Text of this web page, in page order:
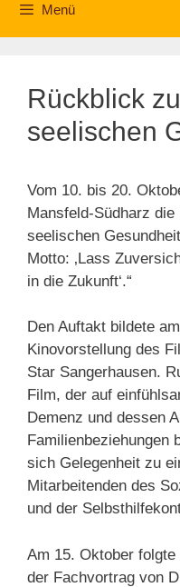
Menü
Rückblick
seelischen
Vom 10. bis 20.
Mansfeld-Südharz
seelischen
Motto: ‚Lass
in die Zukunft‘.“
Den Auftakt bildete
Kinovorstellung des
Star Sangerhausen.
Film, der auf
Demenz und dessen
Familienbeziehungen
sich Gelegenheit zu
Mitarbeitenden des
und der
Am 15. Oktober
der Fachvortrag von